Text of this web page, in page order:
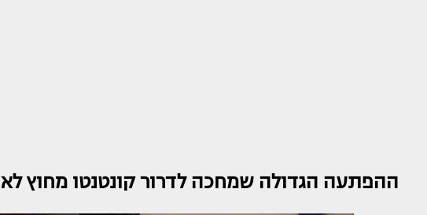
ההפתעה הגדולה שמחכה לדרור קונטנטו מחוץ